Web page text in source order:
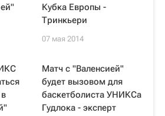
Кубка Европы -
Тринкьери
07 мая 2014
Матч с "Валенсией"
будет вызовом для
баскетболиста УНИКСа
Гудлока - эксперт